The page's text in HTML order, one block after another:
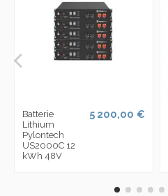
Batterie
Lithium
Pylontech
US2000C 12
kWh 48V
5 200,00 €